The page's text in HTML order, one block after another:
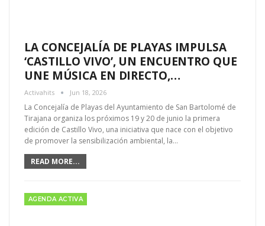
LA CONCEJALÍA DE PLAYAS IMPULSA
‘CASTILLO VIVO’, UN ENCUENTRO QUE
UNE MÚSICA EN DIRECTO,…
Activahits Jun 18, 2026
La Concejalía de Playas del Ayuntamiento de San Bartolomé de
Tirajana organiza los próximos 19 y 20 de junio la primera
edición de Castillo Vivo, una iniciativa que nace con el objetivo
de promover la sensibilización ambiental, la…
READ MORE...
AGENDA ACTIVA